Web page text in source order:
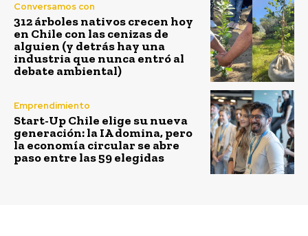
Conversamos con
312 árboles nativos crecen hoy
en Chile con las cenizas de
alguien (y detrás hay una
industria que nunca entró al
debate ambiental)
Emprendimiento
Start-Up Chile elige su nueva
generación: la IA domina, pero
la economía circular se abre
paso entre las 59 elegidas